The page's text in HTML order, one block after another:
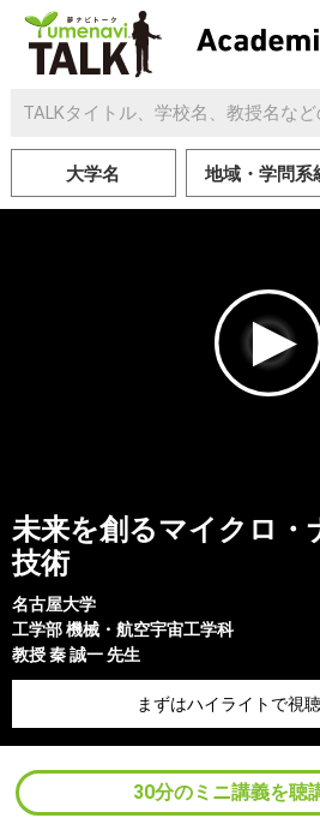
大学名 地域・学問系
未来を創るマイクロ・
技術
名古屋大学
工学部機械・航空宇宙工学科
教授秦 誠一先生
まずはハイライトで視聴
30分のミニ講義を聴